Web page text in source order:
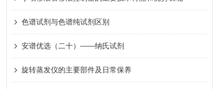
色谱试剂与色谱纯试剂区别
安谱优选（二十）——纳氏试剂
旋转蒸发仪的主要部件及日常保养